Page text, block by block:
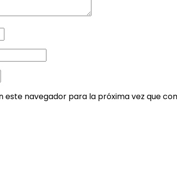
navegador para la próxima vez que